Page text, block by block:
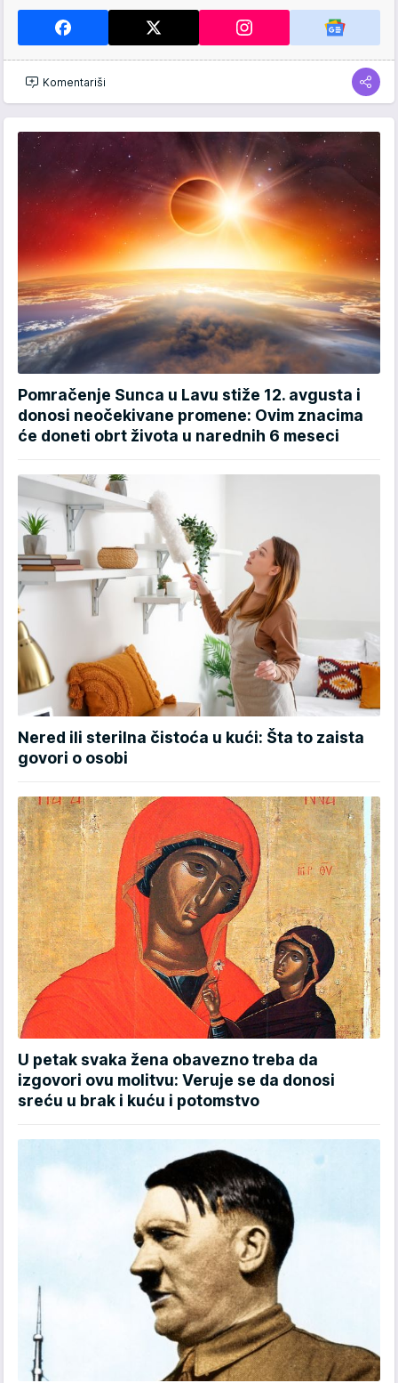
Komentariši
Pomračenje Sunca u Lavu stiže 12. avgusta i
donosi neočekivane promene: Ovim znacima
će doneti obrt života u narednih 6 meseci
Nered ili sterilna čistoća u kući: Šta to zaista
govori o osobi
U petak svaka žena obavezno treba da
izgovori ovu molitvu: Veruje se da donosi
sreću u brak i kuću i potomstvo